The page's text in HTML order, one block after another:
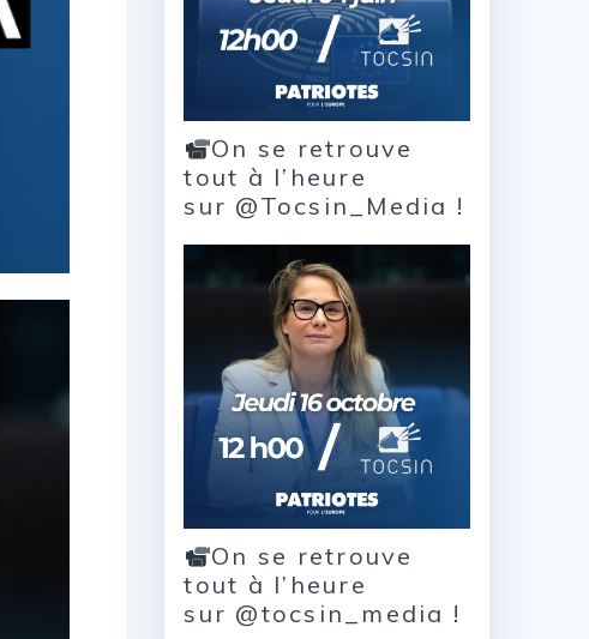
On se retrouve
tout à l’heure
sur @Tocsin_Media !
On se retrouve
tout à l’heure
sur @tocsin_media !